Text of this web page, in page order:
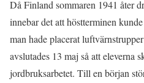
Då Finland sommaren 1941 åter
innebar det att höstterminen
man hade placerat
avslutades 13 maj så att eleverna
jordbruksarbetet. Till en början